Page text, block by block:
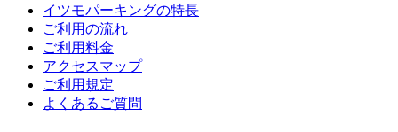
イツモパーキングの特長
ご利用の流れ
ご利用料金
アクセスマップ
ご利用規定
よくあるご質問